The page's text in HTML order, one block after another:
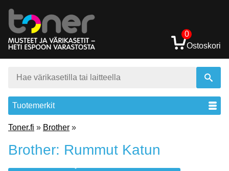
0
Ostoskori
Tuotemerkit
Toner.fi » Brother »
Brother: Rummut Katun